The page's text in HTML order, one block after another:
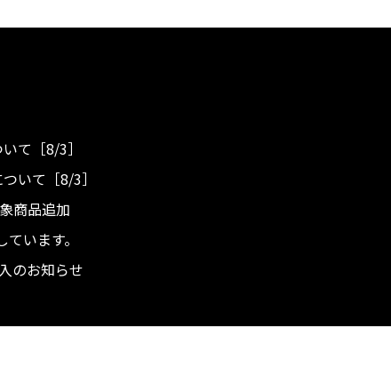
て［8/3］
いて［8/3］
商品追加
います。
のお知らせ